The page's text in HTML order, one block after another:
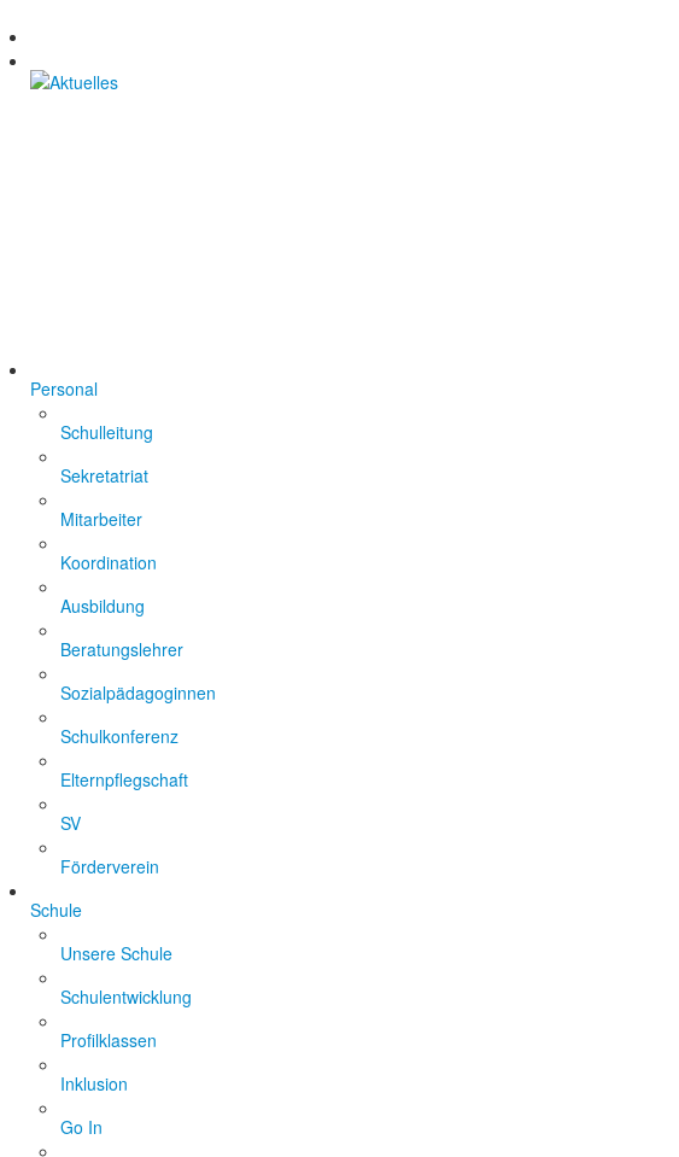
Personal
Schulleitung
Sekretatriat
Mitarbeiter
Koordination
Ausbildung
Beratungslehrer
Sozialpädagoginnen
Schulkonferenz
Elternpflegschaft
SV
Förderverein
Schule
Unsere Schule
Schulentwicklung
Profilklassen
Inklusion
Go In